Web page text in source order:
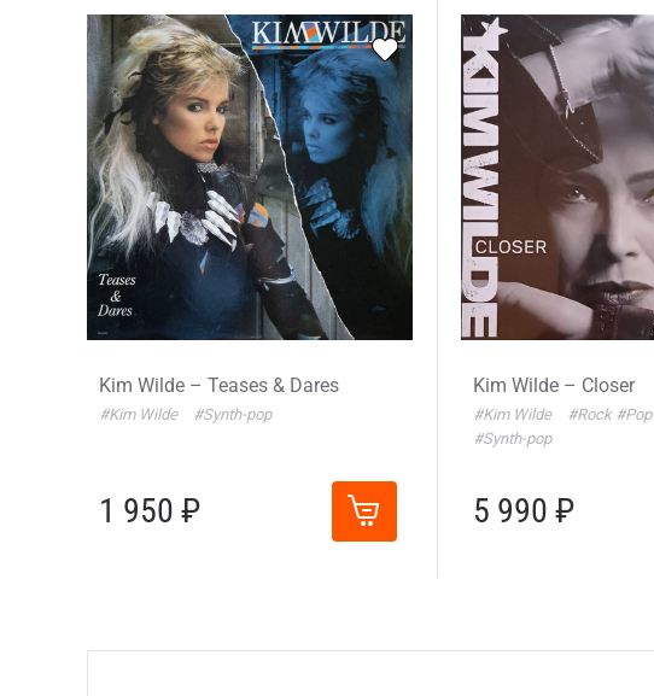
Kim Wilde – Teases & Dares
#Kim Wilde #Synth-pop
1 950 ₽
Kim Wilde – Closer
#Kim Wilde #Rock #Pop
#Synth-pop
5 990 ₽